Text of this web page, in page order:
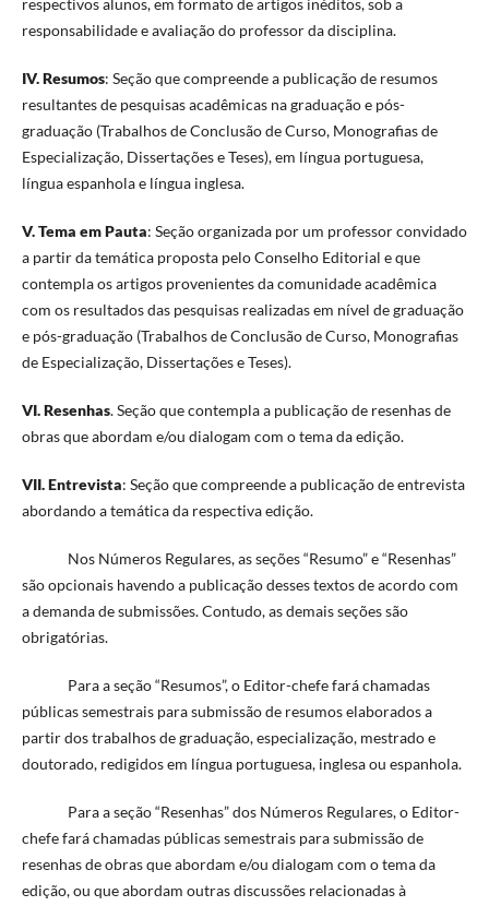
respectivos alunos, em formato de artigos inéditos, sob a
responsabilidade e avaliação do professor da disciplina.
IV. Resumos: Seção que compreende a publicação de resumos
resultantes de pesquisas acadêmicas na graduação e pós-
graduação (Trabalhos de Conclusão de Curso, Monografias de
Especialização, Dissertações e Teses), em língua portuguesa,
língua espanhola e língua inglesa.
V. Tema em Pauta: Seção organizada por um professor convidado
a partir da temática proposta pelo Conselho Editorial e que
contempla os artigos provenientes da comunidade acadêmica
com os resultados das pesquisas realizadas em nível de graduação
e pós-graduação (Trabalhos de Conclusão de Curso, Monografias
de Especialização, Dissertações e Teses).
VI. Resenhas. Seção que contempla a publicação de resenhas de
obras que abordam e/ou dialogam com o tema da edição.
VII. Entrevista: Seção que compreende a publicação de entrevista
abordando a temática da respectiva edição.
Nos Números Regulares, as seções “Resumo” e “Resenhas”
são opcionais havendo a publicação desses textos de acordo com
a demanda de submissões. Contudo, as demais seções são
obrigatórias.
Para a seção “Resumos”, o Editor-chefe fará chamadas
públicas semestrais para submissão de resumos elaborados a
partir dos trabalhos de graduação, especialização, mestrado e
doutorado, redigidos em língua portuguesa, inglesa ou espanhola.
Para a seção “Resenhas” dos Números Regulares, o Editor-
chefe fará chamadas públicas semestrais para submissão de
resenhas de obras que abordam e/ou dialogam com o tema da
edição, ou que abordam outras discussões relacionadas à